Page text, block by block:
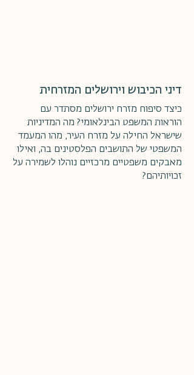
דיני הכיבוש וירושלים המזרחית
כיצד סיפוח מזרח ירושלים מסתדר עם
הוראות המשפט הבינלאומי? מה המדיניות
שישראל החילה על מזרח העיר, מהו המעמד
המשפטי של התושבים הפלסטינים בה, ואילו
מאבקים משפטיים מרכזיים נוהלו לשמירה על
זכויותיהם?